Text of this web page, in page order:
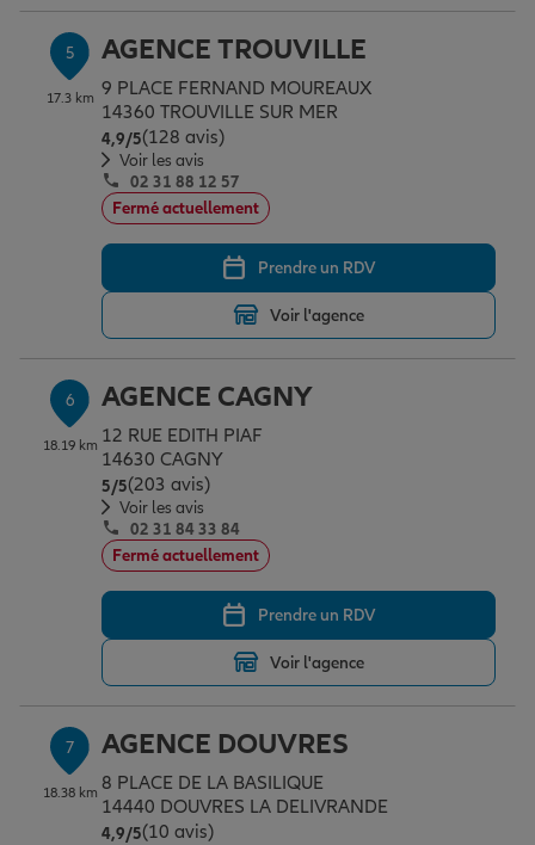
5
17.3 km
AGENCE TROUVILLE
9 PLACE FERNAND MOUREAUX
14360 TROUVILLE SUR MER
4,9/5Note de 4.9 sur 5
(128 avis)
Voir les avis
02 31 88 12 57
Fermé actuellement
Prendre un RDV
Voir l'agence
6
18.19 km
AGENCE CAGNY
12 RUE EDITH PIAF
14630 CAGNY
5/5Note de 5 sur 5
(203 avis)
Voir les avis
02 31 84 33 84
Fermé actuellement
Prendre un RDV
Voir l'agence
7
18.38 km
AGENCE DOUVRES
8 PLACE DE LA BASILIQUE
14440 DOUVRES LA DELIVRANDE
4,9/5Note de 4.9 sur 5
(10 avis)